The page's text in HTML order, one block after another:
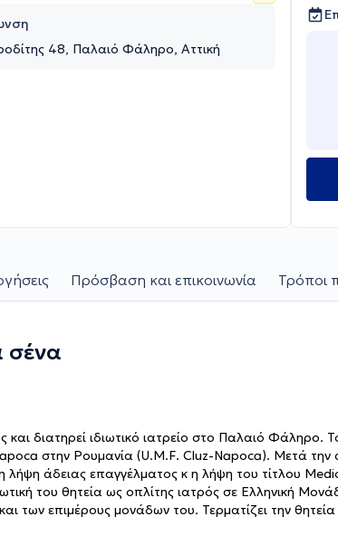
48, Παλαιό Φάληρο, Αττική
Πρόσβαση και επικοινωνία Τρόποι
σένα
και διατηρεί ιδιωτικό ιατρείο στο Παλαιό Φάληρο.
στην Ρουμανία (U.M.F. Cluz-Napoca). Μετά την
άδειας επαγγέλματος κ η λήψη του τίτλου
του θητεία ως οπλίτης ιατρός σε Ελληνική
των επιμέρους μονάδων του. Τερματίζει την